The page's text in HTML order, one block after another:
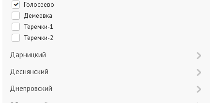
Голосеево
Демеевка
Теремки-1
Теремки-2
Дарницкий
Деснянский
Днепровский